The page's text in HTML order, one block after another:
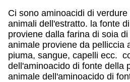
Ci sono aminoacidi di
animali dell'estratto. la fonte
proviene dalla farina di soia
animale proviene da pelliccia
piuma, sangue, capelli ecc.
dell'aminoacido di fonte della
animale dell'aminoacido di